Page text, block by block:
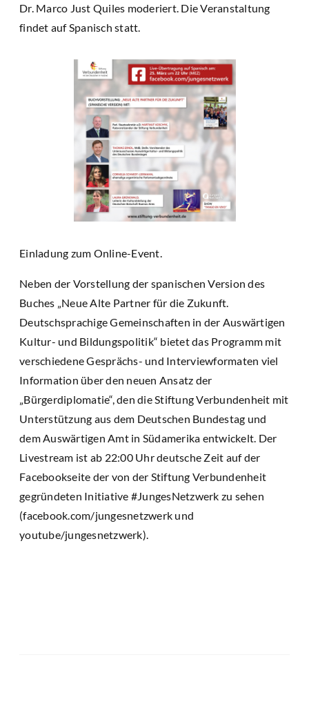
Dr. Marco Just Quiles moderiert. Die Veranstaltung
findet auf Spanisch statt.
Einladung zum Online-Event.
Neben der Vorstellung der spanischen Version des
Buches „Neue Alte Partner für die Zukunft.
Deutschsprachige Gemeinschaften in der Auswärtigen
Kultur- und Bildungspolitik“ bietet das Programm mit
verschiedene Gesprächs- und Interviewformaten viel
Information über den neuen Ansatz der
„Bürgerdiplomatie“, den die Stiftung Verbundenheit mit
Unterstützung aus dem Deutschen Bundestag und
dem Auswärtigen Amt in Südamerika entwickelt. Der
Livestream ist ab 22:00 Uhr deutsche Zeit auf der
Facebookseite der von der Stiftung Verbundenheit
gegründeten Initiative #JungesNetzwerk zu sehen
(facebook.com/jungesnetzwerk und
youtube/jungesnetzwerk).